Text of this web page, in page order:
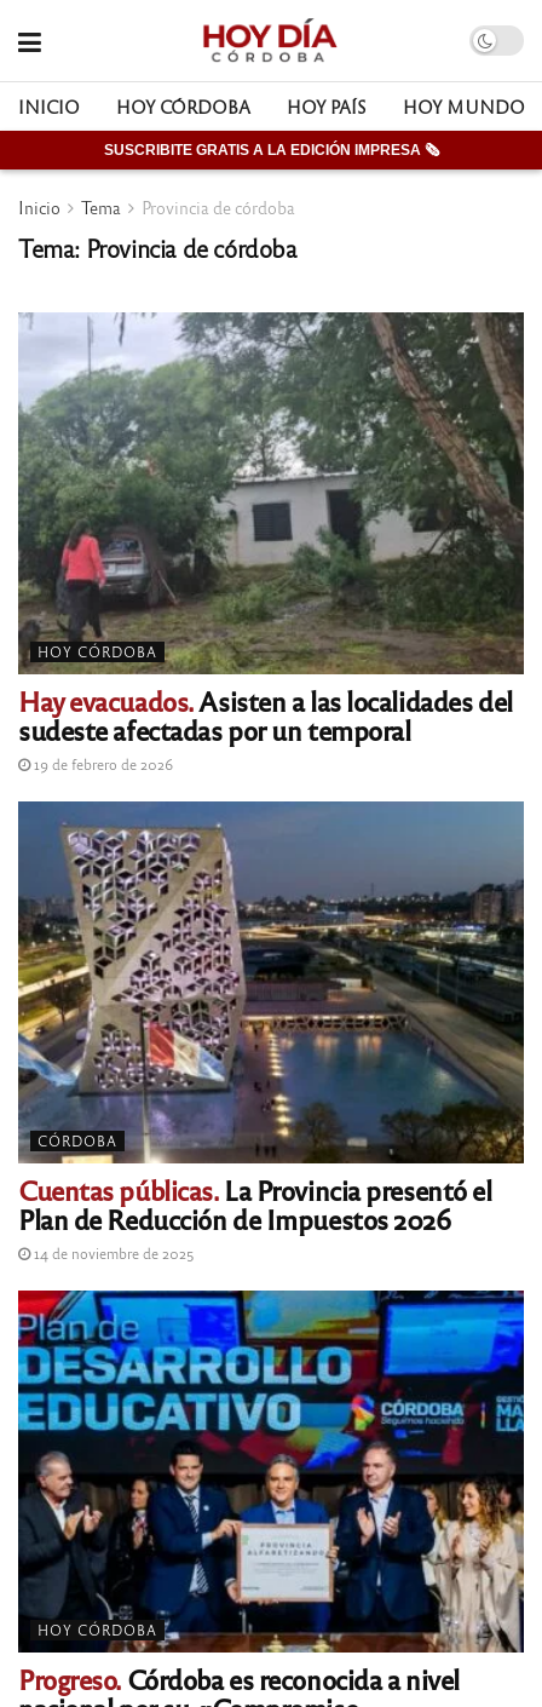
INICIO HOY CÓRDOBA HOY PAÍS HOY MUNDO
SUSCRIBITE GRATIS A LA EDICIÓN IMPRESA 🗞
Inicio Tema Provincia de córdoba
Tema: Provincia de córdoba
HOY CÓRDOBA
Hay evacuados.Asisten a las localidades del
sudeste afectadas por un temporal
19 de febrero de 2026
CÓRDOBA
Cuentas públicas.La Provincia presentó el
Plan de Reducción de Impuestos 2026
14 de noviembre de 2025
HOY CÓRDOBA
Progreso. Córdoba es reconocida a nivel